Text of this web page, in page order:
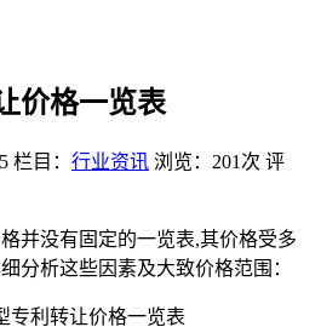
价格一览表
栏目： 行业资讯 浏览：201次 评
并没有固定的一览表,其价格受多
分析这些因素及大致价格范围：